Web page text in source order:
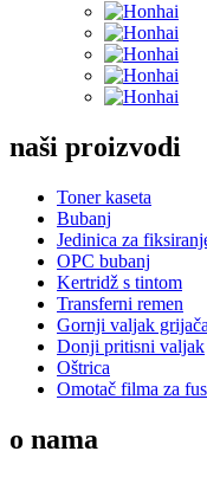
naši proizvodi
Toner kaseta
Bubanj
Jedinica za
OPC bubanj
Kertridž s tintom
Transferni remen
Gornji valjak grijača
Donji pritisni valjak
Oštrica
Omotač filma za
o nama